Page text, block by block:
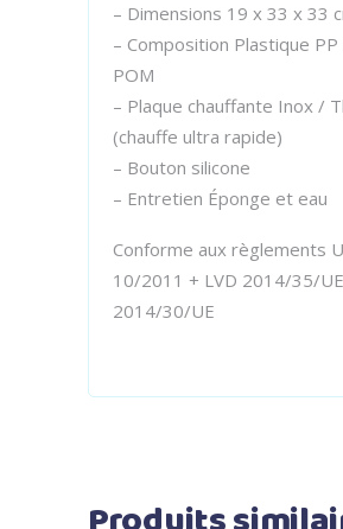
– Dimensions 19 x 33 x 33
– Composition Plastique PP
POM
– Plaque chauffante Inox /
(chauffe ultra rapide)
– Bouton silicone
– Entretien Éponge et eau
Conforme aux règlements
10/2011 + LVD 2014/35/
2014/30/UE